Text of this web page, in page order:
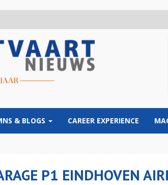
& BLOGS CAREER EXPERIENCE
P1 EINDHOVEN